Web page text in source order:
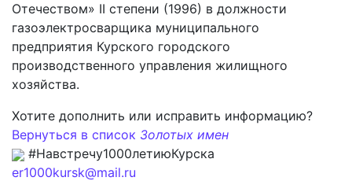
Отечеством» II степени (1996) в должности
газоэлектросварщика муниципального
предприятия Курского городского
производственного управления жилищного
хозяйства.
Хотите дополнить или исправить информацию?
Вернуться в список Золотых имен
#Навстречу1000летиюКурска
er1000kursk@mail.ru